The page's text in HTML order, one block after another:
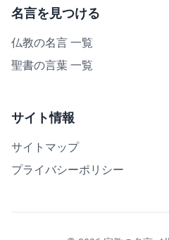
名言を見つける
仏教の名言 一覧
聖書の言葉 一覧
サイト情報
サイトマップ
プライバシーポリシー